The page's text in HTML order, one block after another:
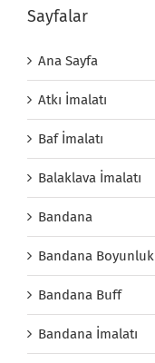
Sayfalar
Ana Sayfa
Atkı İmalatı
Baf İmalatı
Balaklava İmalatı
Bandana
Bandana Boyunluk
Bandana Buff
Bandana İmalatı